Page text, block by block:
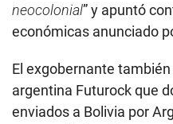
neocolonial” y apuntó
económicas anunciado
El exgobernante
argentina Futurock que
enviados a Bolivia por